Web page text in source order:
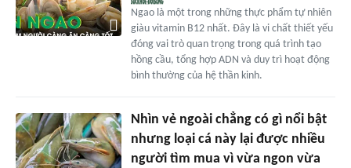
Ngao là một trong những thực phẩm tự nhiên
giàu vitamin B12 nhất. Đây là vi chất thiết yếu
đóng vai trò quan trọng trong quá trình tạo
hồng cầu, tổng hợp ADN và duy trì hoạt động
bình thường của hệ thần kinh.
Nhìn vẻ ngoài chẳng có gì nổi bật
nhưng loại cá này lại được nhiều
người tìm mua vì vừa ngon vừa